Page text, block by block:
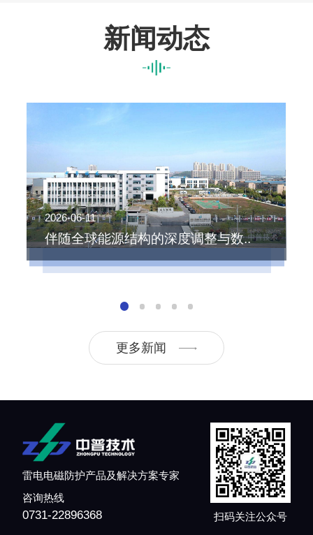
新闻动态
2026-06-11
伴随全球能源结构的深度调整与数..
更多新闻
雷电电磁防护产品及解决方案专家
咨询热线
0731-22896368 扫码关注公众号